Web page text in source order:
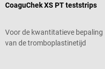
CoaguChek XS PT teststrips
Voor de kwantitatieve bepaling
van de tromboplastinetijd